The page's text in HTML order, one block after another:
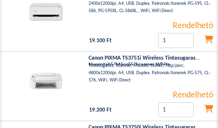
2400x1200dpi, A4, USB, Duplex, Patronok/tonerek:PG-595, CL-
586, PG-595XL, CL-586XL,, WiFi, WiFi Direct
Rendelhető
19.100 Ft
Canon PIXMA TS3751i Wireless Tintasugaras
Nyomtató/Másoló/Scanner White
Tintasugaras, Scanner, Másoló, Színes, 7lap/perc,
4800x1200dpi, A4, USB, Duplex, Patronok/tonerek:PG-575, CL-
576, WiFi, WiFi Direct
Rendelhető
19.200 Ft